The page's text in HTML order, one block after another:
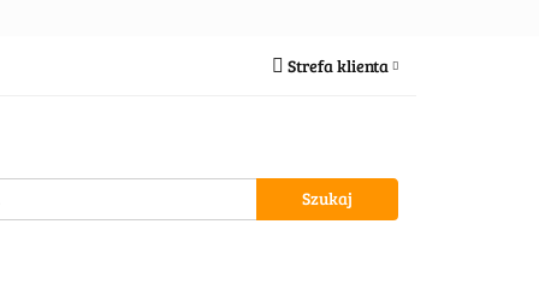
Strefa klienta
Dodaj zgłoszenie